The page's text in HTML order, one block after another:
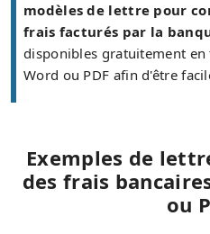
modèles de lettre pour
frais facturés par la
disponibles gratuitement
Word ou PDF afin d'être
Exemples de
des frais
ou